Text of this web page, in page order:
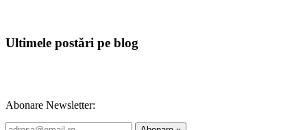
Ultimele postări pe blog
Abonare Newsletter: